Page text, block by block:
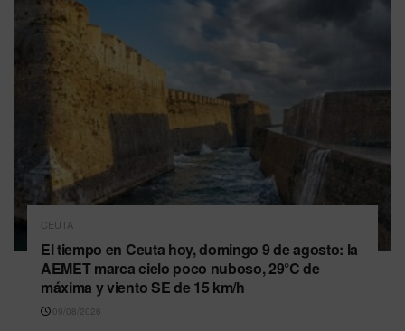
CEUTA
El tiempo en Ceuta hoy, domingo 9 de agosto: la
AEMET marca cielo poco nuboso, 29°C de
máxima y viento SE de 15 km/h
09/08/2026